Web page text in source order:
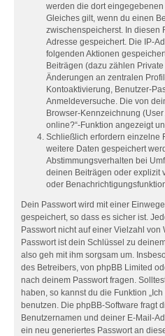
werden die dort
Gleiches gilt, wenn du einen
zwischenspeicherst. In diesen
Adresse gespeichert. Die IP-
folgenden Aktionen
Beiträgen (dazu zählen
Änderungen an zentralen
Kontoaktivierung, Benutzer-
Anmeldeversuche. Die von
Browser-Kennzeichnung
online?“-Funktion angezeigt
Schließlich erfordern einzelne
weitere Daten gespeichert
Abstimmungsverhalten bei
deinen Beiträgen oder explizit
oder
Dein Passwort wird mit einer
gespeichert, so dass es sicher ist.
Passwort nicht auf einer Vielzahl
Passwort ist dein Schlüssel zu
also geh mit ihm sorgsam um.
des Betreibers, von phpBB Limited
nach deinem Passwort fragen.
haben, so kannst du die Funktion
benutzen. Die phpBB-Software fragt
Benutzernamen und deiner E-Mail-
ein neu generiertes Passwort an